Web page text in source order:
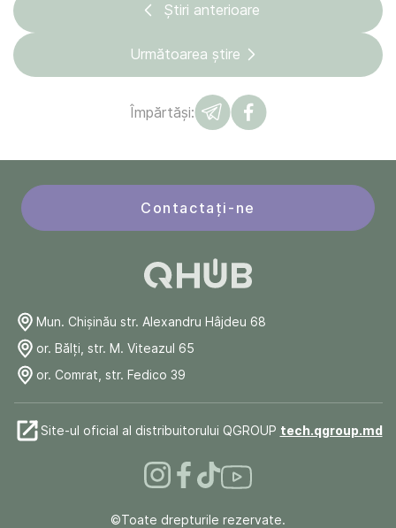
Știri anterioare
Următoarea știre
Împărtăși:
Contactați-ne
Mun. Chişinău str. Alexandru Hâjdeu 68
or. Bălți, str. M. Viteazul 65
or. Comrat, str. Fedico 39
Site-ul oficial al distribuitorului QGROUP tech.qgroup.md
©Toate drepturile rezervate.